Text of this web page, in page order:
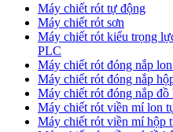
Máy chiết rót tự động
Máy chiết rót sơn
Máy chiết rót kiểu trọng
PLC
Máy chiết rót đóng nắp
Máy chiết rót đóng nắp
Máy chiết rót đóng nắp đồ
Máy chiết rót viền mí lon
Máy chiết rót viền mí hộp